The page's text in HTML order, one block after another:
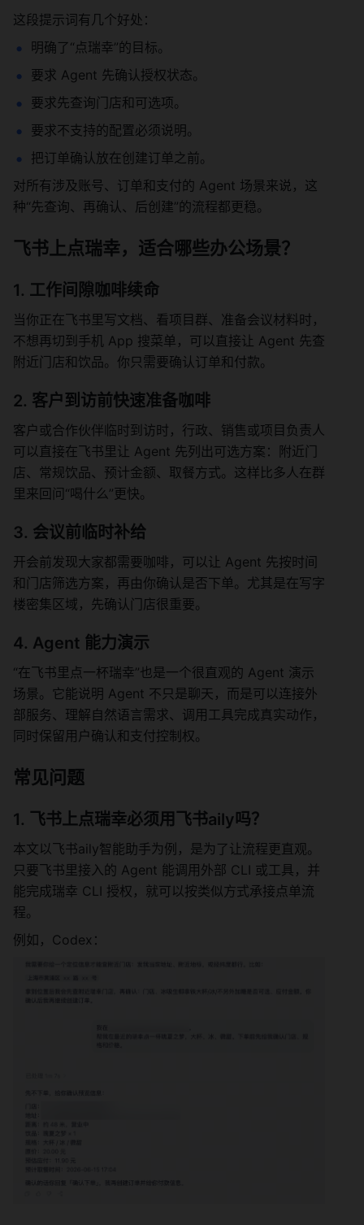
这段提示词有几个好处：
明确了“点瑞幸”的目标。
要求 Agent 先确认授权状态。
要求先查询门店和可选项。
要求不支持的配置必须说明。
把订单确认放在创建订单之前。
对所有涉及账号、订单和支付的 Agent 场景来说，这
种“先查询、再确认、后创建”的流程都更稳。
飞书上点瑞幸，适合哪些办公场景？
1. 工作间隙咖啡续命
当你正在飞书里写文档、看项目群、准备会议材料时，
不想再切到手机 App 搜菜单，可以直接让 Agent 先查
附近门店和饮品。你只需要确认订单和付款。
2. 客户到访前快速准备咖啡
客户或合作伙伴临时到访时，行政、销售或项目负责人
可以直接在飞书里让 Agent 先列出可选方案：附近门
店、常规饮品、预计金额、取餐方式。这样比多人在群
里来回问“喝什么”更快。
3. 会议前临时补给
开会前发现大家都需要咖啡，可以让 Agent 先按时间
和门店筛选方案，再由你确认是否下单。尤其是在写字
楼密集区域，先确认门店很重要。
4. Agent 能力演示
“在飞书里点一杯瑞幸”也是一个很直观的 Agent 演示
场景。它能说明 Agent 不只是聊天，而是可以连接外
部服务、理解自然语言需求、调用工具完成真实动作，
同时保留用户确认和支付控制权。
常见问题
1. 飞书上点瑞幸必须用飞书aily吗？
本文以飞书aily智能助手为例，是为了让流程更直观。
只要飞书里接入的 Agent 能调用外部 CLI 或工具，并
能完成瑞幸 CLI 授权，就可以按类似方式承接点单流
程。
例如，Codex：